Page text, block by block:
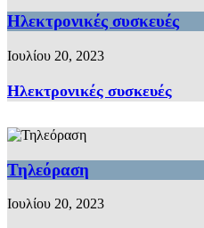
Ηλεκτρονικές συσκευές
Ιουλίου 20, 2023
Ηλεκτρονικές συσκευές
Τηλεόραση
Ιουλίου 20, 2023